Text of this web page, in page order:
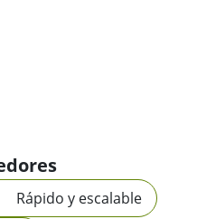
Rápido y escalable